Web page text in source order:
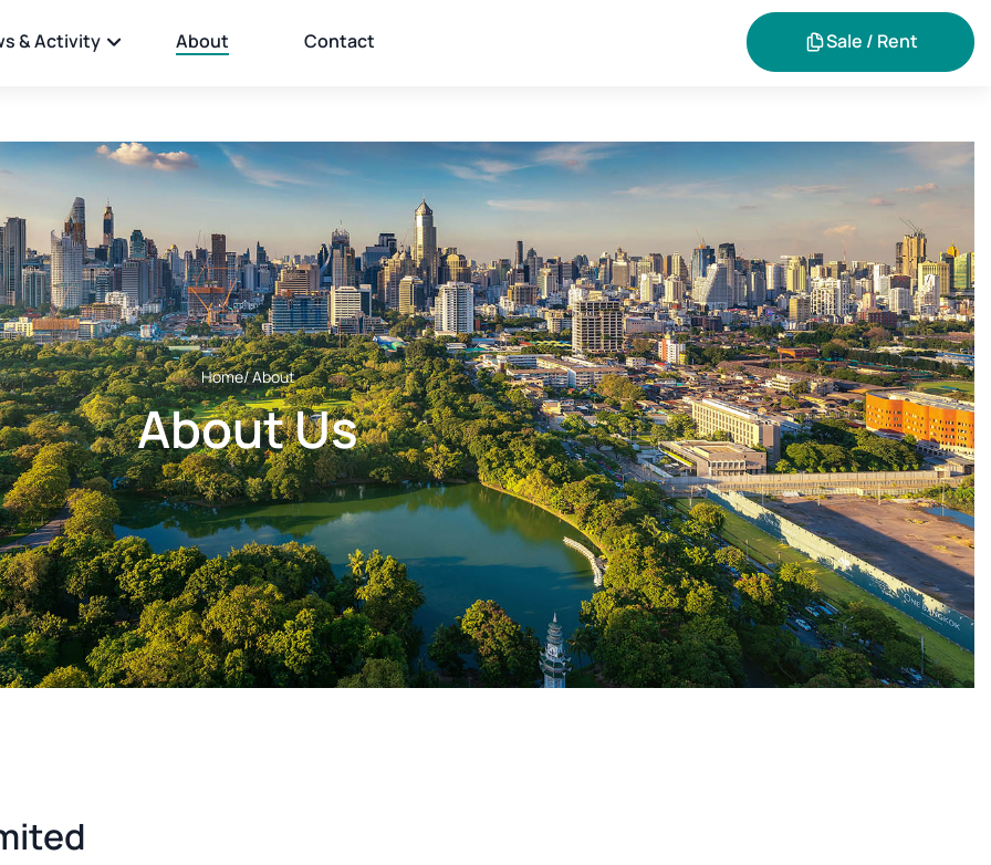
& Activity About Contact Sale / Rent
Home/ About
About Us